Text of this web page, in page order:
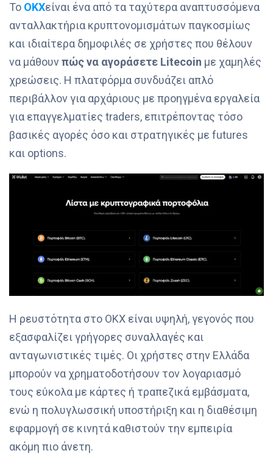
Το OKXείναι ένα από τα ταχύτερα αναπτυσσόμενα
ανταλλακτήρια κρυπτονομισμάτων παγκοσμίως
και ιδιαίτερα δημοφιλές σε χρήστες που θέλουν
να μάθουνπώς να αγοράσετε Litecoin με χαμηλές
χρεώσεις. Η πλατφόρμα συνδυάζει απλό
περιβάλλον για αρχάριους με προηγμένα εργαλεία
για επαγγελματίες traders, επιτρέποντας τόσο
βασικές αγορές όσο και στρατηγικές με futures
και options.
Η ρευστότητα στο OKX είναι υψηλή, γεγονός που
εξασφαλίζει γρήγορες συναλλαγές και
ανταγωνιστικές τιμές. Οι χρήστες στην Ελλάδα
μπορούν να χρηματοδοτήσουν τον λογαριασμό
τους εύκολα με κάρτες ή τραπεζικά εμβάσματα,
ενώ η πολυγλωσσική υποστήριξη και η διαθέσιμη
εφαρμογή σε κινητά καθιστούν την εμπειρία
ακόμη πιο άνετη.